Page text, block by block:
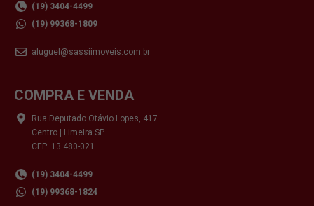
(19) 3404-4499
(19) 99368-1809
aluguel@sassiimoveis.com.br
COMPRA E VENDA
Rua Deputado Otávio Lopes, 417
Centro | Limeira SP
CEP: 13.480-021
(19) 3404-4499
(19) 99368-1824